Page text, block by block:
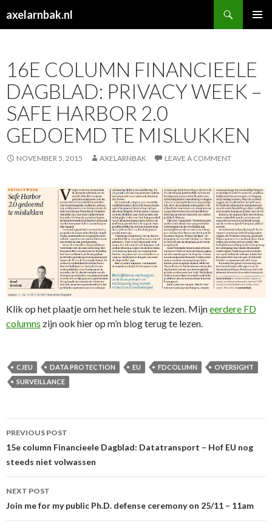
axelarnbak.nl
16E COLUMN FINANCIEELE
DAGBLAD: PRIVACY WEEK –
SAFE HARBOR 2.0
GEDOEMD TE MISLUKKEN
NOVEMBER 5, 2015 AXELARNBAK LEAVE A COMMENT
Klik op het plaatje om het hele stuk te lezen. Mijneerdere FD
columns zijn ook hier op m’n blog terug te lezen.
CJEU DATA PROTECTION EU FDCOLUMN
OVERSIGHT
SURVEILLANCE
Post
navigation
PREVIOUS POST
15e column Financieele Dagblad: Datatransport – Hof EU nog
steeds niet volwassen
NEXT POST
Join me for my public Ph.D. defense ceremony on 25/11 – 11am